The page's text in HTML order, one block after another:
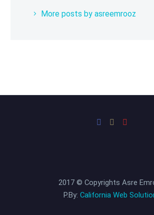
More posts by asreemrooz
2017 © Copyrights Asre
P.By: California Web